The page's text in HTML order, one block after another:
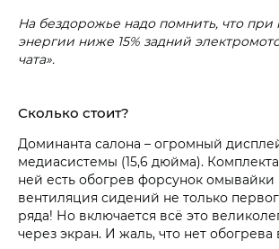
На бездорожье надо помнить, что при
энергии ниже 15% задний
чата».
Сколько стоит?
Доминанта салона – огромный
медиасистемы (15,6 дюйма).
ней есть обогрев форсунок омывайки
вентиляция сидений не только
ряда! Но включается всё это
через экран. И жаль, что нет обогрева